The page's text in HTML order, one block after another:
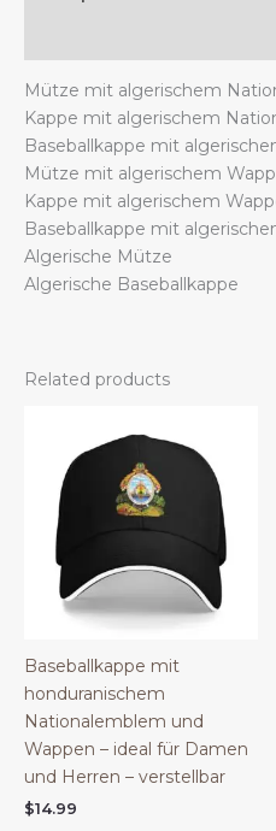
Mütze mit algerischem
Kappe mit algerischem
Baseballkappe mit
Mütze mit algerischem
Kappe mit algerischem
Baseballkappe mit
Algerische Mütze
Algerische Baseballkappe
Related products
Baseballkappe mit
honduranischem
Nationalemblem und
Wappen – ideal für Damen
und Herren – verstellbar
$14.99